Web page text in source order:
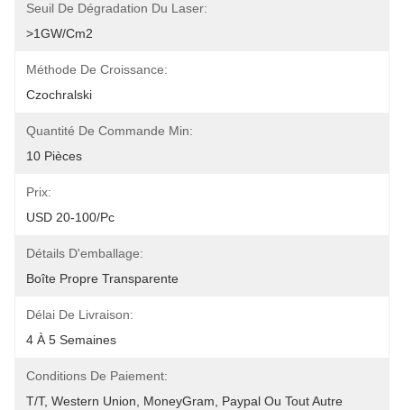
Seuil De Dégradation Du Laser:
>1GW/cm2
Méthode De Croissance:
Czochralski
Quantité De Commande Min:
10 Pièces
Prix:
USD 20-100/pc
Détails D'emballage:
Boîte Propre Transparente
Délai De Livraison:
4 À 5 Semaines
Conditions De Paiement:
T/T, Western Union, MoneyGram, Paypal Ou Tout Autre